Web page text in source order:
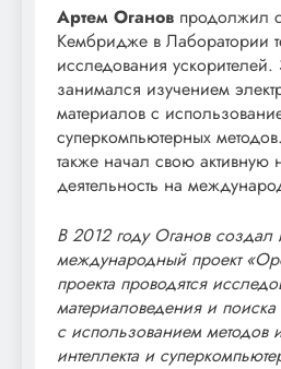
Артем Оганов продолжил
Кембридже в Лаборатории
исследования
занимался изучением
материалов с
суперкомпьютерных
также начал свою активную
деятельность на
В 2012 году Оганов создал
международный проект
проекта проводятся
материаловедения и
с использованием методов
интеллекта и